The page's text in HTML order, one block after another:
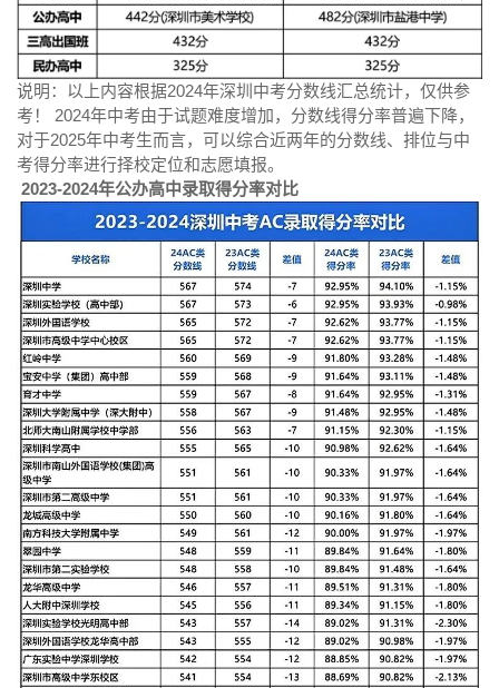
说明：以上内容根据2024年深圳中考分数线汇总统计，仅供参
考！ 2024年中考由于试题难度增加，分数线得分率普遍下降，
对于2025年中考生而言，可以综合近两年的分数线、排位与中
考得分率进行择校定位和志愿填报。
2023-2024年公办高中录取得分率对比